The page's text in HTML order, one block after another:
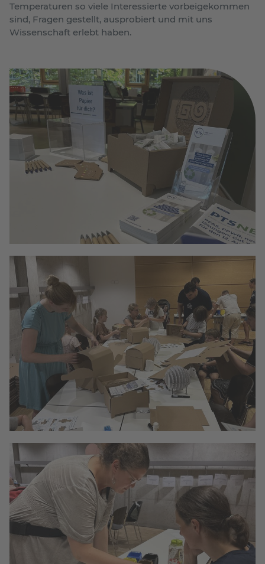
Temperaturen so viele Interessierte vorbeigekommen
sind, Fragen gestellt, ausprobiert und mit uns
Wissenschaft erlebt haben.